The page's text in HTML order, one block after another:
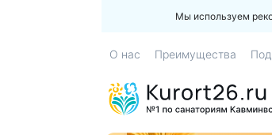
Мы используем
О нас Преимущества